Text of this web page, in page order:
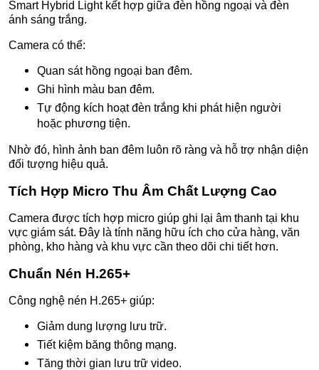
Smart Hybrid Light kết hợp giữa đèn hồng ngoại và đèn
ánh sáng trắng.
Camera có thể:
Quan sát hồng ngoại ban đêm.
Ghi hình màu ban đêm.
Tự động kích hoạt đèn trắng khi phát hiện người
hoặc phương tiện.
Nhờ đó, hình ảnh ban đêm luôn rõ ràng và hỗ trợ nhận diện
đối tượng hiệu quả.
Tích Hợp Micro Thu Âm Chất Lượng Cao
Camera được tích hợp micro giúp ghi lại âm thanh tại khu
vực giám sát. Đây là tính năng hữu ích cho cửa hàng, văn
phòng, kho hàng và khu vực cần theo dõi chi tiết hơn.
Chuẩn Nén H.265+
Công nghệ nén H.265+ giúp:
Giảm dung lượng lưu trữ.
Tiết kiệm băng thông mạng.
Tăng thời gian lưu trữ video.